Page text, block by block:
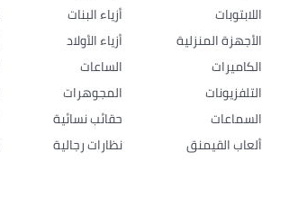
اللابتوبات
الأجهزة المنزلية
الكاميرات
التلفزيونات
السماعات
ألعاب القيمنق
أزياء البنات
أزياء الأولاد
الساعات
المجوهرات
حقائب نسائية
نظارات رجالية